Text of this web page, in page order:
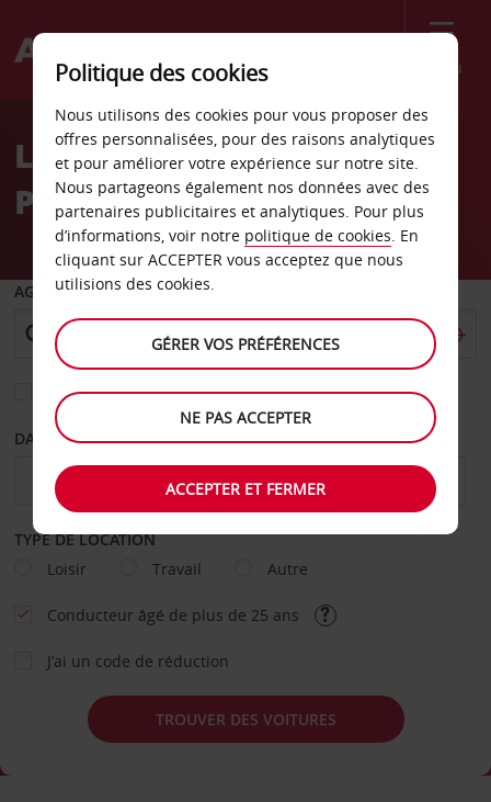
Menu
Welcome
AvisLocation de voiture
Pineville
AGENCE DE DÉPART
Sélectionnez une autre agence de retour
DATE DE DÉPART DATE DE RETOUR
TYPE DE LOCATION
Loisir
Travail Autre
Conducteur âgé de plus de 25 ans
J’ai un code de réduction
TROUVER DES VOITURES
Politique des cookies
Nous utilisons des cookies pour vous proposer des
offres personnalisées, pour des raisons analytiques
et pour améliorer votre expérience sur notre site.
Nous partageons également nos données avec des
partenaires publicitaires et analytiques. Pour plus
d’informations, voir notre politique de cookies. En
cliquant sur ACCEPTER vous acceptez que nous
utilisions des cookies.
GÉRER VOS PRÉFÉRENCES
NE PAS ACCEPTER
ACCEPTER ET FERMER